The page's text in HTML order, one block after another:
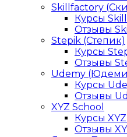
Skillfactory
Курсы
Отзывы
Stepik (Степик)
Курсы
Отзывы
Udemy
Курсы
Отзывы
XYZ School
Курсы XYZ
Отзывы